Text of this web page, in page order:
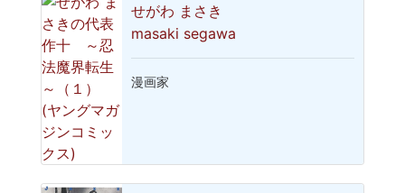
せがわ まさき
masaki segawa
漫画家